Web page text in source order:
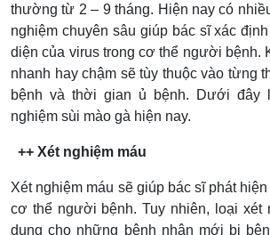
thường từ 2 – 9 tháng. Hiện nay có
nghiệm chuyên sâu giúp bác sĩ xác
diện của virus trong cơ thể người bệnh.
nhanh hay chậm sẽ tùy thuộc vào từng
bệnh và thời gian ủ bệnh. Dưới đây
nghiệm sùi mào gà hiện nay.
++ Xét nghiệm máu
Xét nghiệm máu sẽ giúp bác sĩ phát
cơ thể người bệnh. Tuy nhiên, loại xét
dụng cho những bệnh nhân mới bị